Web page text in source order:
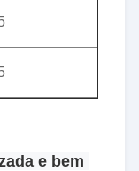
e bem